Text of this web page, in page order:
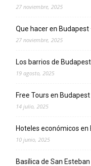
27 noviembre, 2025
Que hacer en
27 noviembre, 2025
Los barrios de Budapest
19 agosto, 2025
Free Tours en
14 julio, 2025
Hoteles económicos en
10 junio, 2025
Basílica de San Esteban